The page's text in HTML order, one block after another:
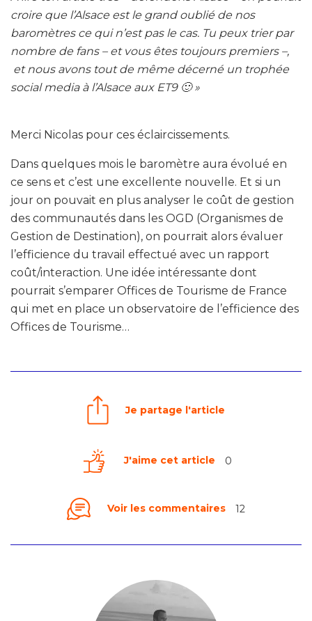
croire que l’Alsace est le grand oublié de nos
baromètres ce qui n’est pas le cas. Tu peux trier par
nombre de fans – et vous êtes toujours premiers –,
et nous avons tout de même décerné un trophée
social media à l’Alsace aux ET9 🙂 »
Merci Nicolas pour ces éclaircissements.
Dans quelques mois le baromètre aura évolué en
ce sens et c’est une excellente nouvelle. Et si un
jour on pouvait en plus analyser le coût de gestion
des communautés dans les OGD (Organismes de
Gestion de Destination), on pourrait alors évaluer
l’efficience du travail effectué avec un rapport
coût/interaction. Une idée intéressante dont
pourrait s’emparer Offices de Tourisme de France
qui met en place un observatoire de l’efficience des
Offices de Tourisme…
Je partage l'article
J'aime cet article 0
Voir les commentaires 12